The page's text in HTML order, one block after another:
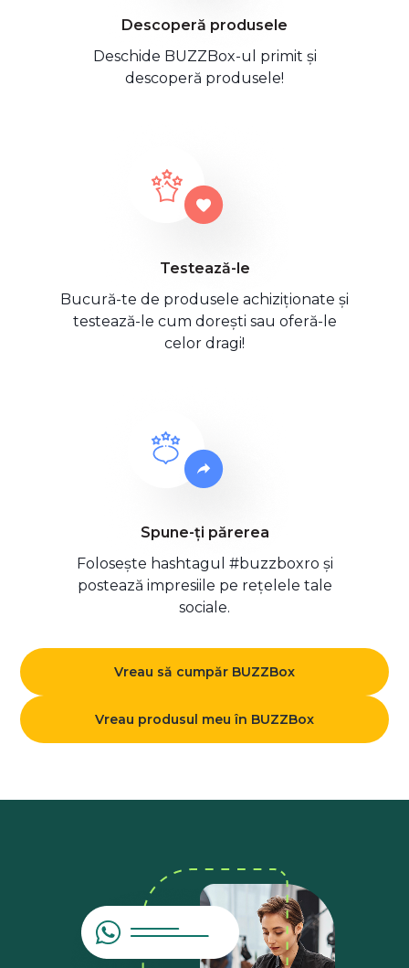
Descoperă produsele
Deschide BUZZBox-ul primit și
descoperă produsele!
Testează-le
Bucură-te de produsele achiziționate și
testează-le cum dorești sau oferă-le
celor dragi!
Spune-ți părerea
Folosește hashtagul #buzzboxro și
postează impresiile pe rețelele tale
sociale.
Vreau să cumpăr BUZZBox
Vreau produsul meu în BUZZBox